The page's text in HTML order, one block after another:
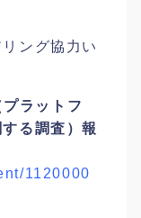
ング協力い
ラットフ
る調査）報
1120000